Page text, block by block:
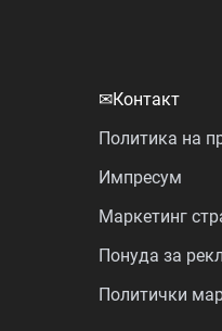
✉Контакт
Политика на
Импресум
Маркетинг
Понуда за
Политички